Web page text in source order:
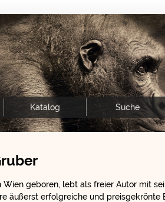
Katalog Suche
Wien geboren, lebt als freier Autor mit
äußerst erfolgreiche und preisgekrönte